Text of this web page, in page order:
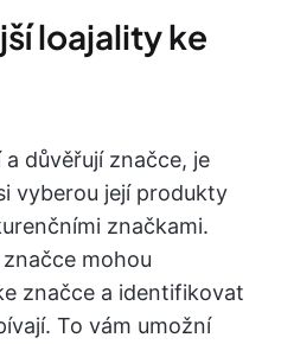
loajality ke
důvěřují značce, je
vyberou její produkty
značkami.
mohou
značce a identifikovat
To vám umožní